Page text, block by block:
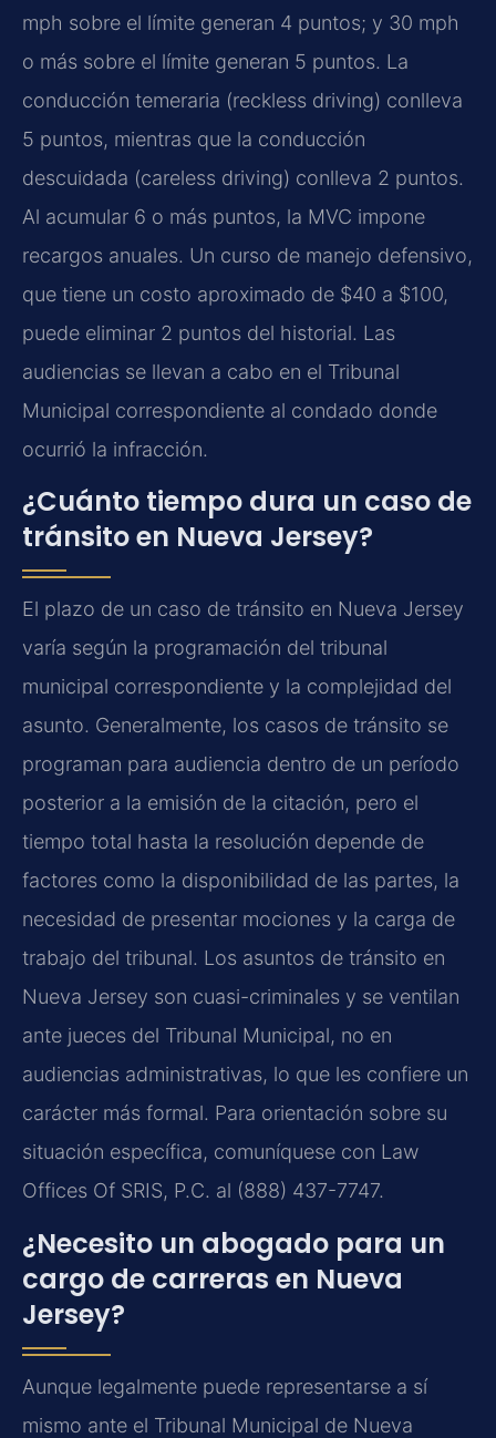
mph sobre el límite generan 4 puntos; y 30 mph
o más sobre el límite generan 5 puntos. La
conducción temeraria (reckless driving) conlleva
5 puntos, mientras que la conducción
descuidada (careless driving) conlleva 2 puntos.
Al acumular 6 o más puntos, la MVC impone
recargos anuales. Un curso de manejo defensivo,
que tiene un costo aproximado de $40 a $100,
puede eliminar 2 puntos del historial. Las
audiencias se llevan a cabo en el Tribunal
Municipal correspondiente al condado donde
ocurrió la infracción.
¿Cuánto tiempo dura un caso de
tránsito en Nueva Jersey?
El plazo de un caso de tránsito en Nueva Jersey
varía según la programación del tribunal
municipal correspondiente y la complejidad del
asunto. Generalmente, los casos de tránsito se
programan para audiencia dentro de un período
posterior a la emisión de la citación, pero el
tiempo total hasta la resolución depende de
factores como la disponibilidad de las partes, la
necesidad de presentar mociones y la carga de
trabajo del tribunal. Los asuntos de tránsito en
Nueva Jersey son cuasi-criminales y se ventilan
ante jueces del Tribunal Municipal, no en
audiencias administrativas, lo que les confiere un
carácter más formal. Para orientación sobre su
situación específica, comuníquese con Law
Offices Of SRIS, P.C. al (888) 437-7747.
¿Necesito un abogado para un
cargo de carreras en Nueva
Jersey?
Aunque legalmente puede representarse a sí
mismo ante el Tribunal Municipal de Nueva